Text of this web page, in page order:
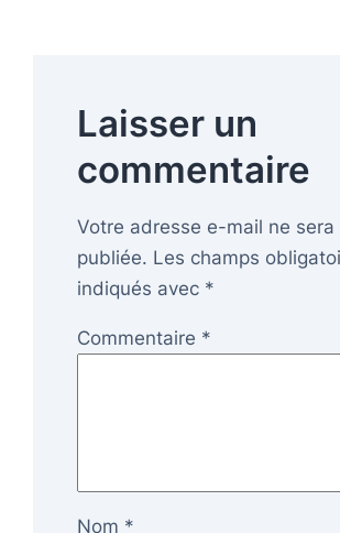
Laisser un
commentaire
Votre adresse e-mail ne sera
publiée. Les champs
indiqués avec *
Commentaire *
Nom *